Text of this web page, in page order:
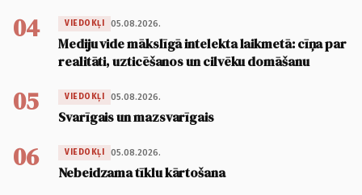
04 VIEDOKĻI 05.08.2026.
Mediju vide mākslīgā intelekta laikmetā: cīņa par
realitāti, uzticēšanos un cilvēku domāšanu
05 VIEDOKĻI 05.08.2026.
Svarīgais un mazsvarīgais
06 VIEDOKĻI 05.08.2026.
Nebeidzama tīklu kārtošana